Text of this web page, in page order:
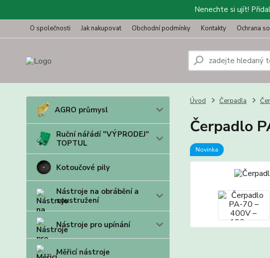
Nenechte si ujít!
O společnosti Jak nakupovat Obchodní podmínky Kontakty Ochrana
AGRO průmysl
Ruční nářádí "VÝPRODEJ"
TOPTUL
Kotoučové pily
Nástroje na obrábění a
soustružení
Nástroje pro upínání
Měřicí nástroje
Úvod Čerpadla
Čerpadlo
Novinka